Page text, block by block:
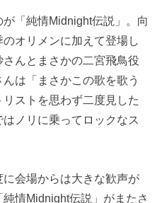
「純情Midnight伝説」。向
オリメンに加えて登場し
んとまさかの二宮飛鳥役
は「まさかこの歌を歌う
ストを思わず二度見した
ノリに乗ってロックなス
会場からは大きな歓声が
純情Midnight伝説」がまたさ